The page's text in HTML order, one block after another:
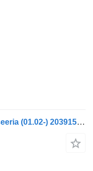
Kit di riparazione Volvo FH12 2-seeria (01.02-) 20391573 per trattore stradale Volvo FH12, FH16, NH12, FH, VNL780 (1993-2014)